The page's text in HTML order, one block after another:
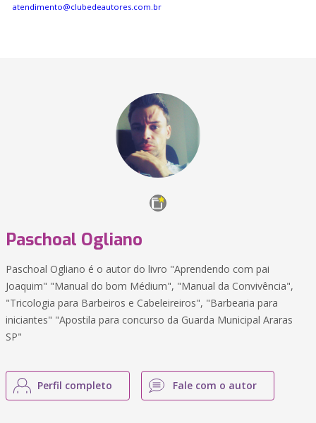
atendimento@clubedeautores.com.br
Paschoal Ogliano
Paschoal Ogliano é o autor do livro "Aprendendo com pai
Joaquim" "Manual do bom Médium", "Manual da Convivência",
"Tricologia para Barbeiros e Cabeleireiros", "Barbearia para
iniciantes" "Apostila para concurso da Guarda Municipal Araras
SP"
Perfil completo Fale com o autor